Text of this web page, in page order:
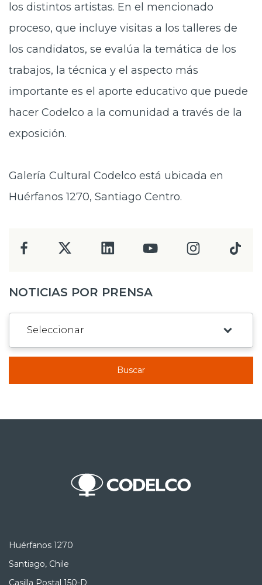
los distintos artistas. En el mencionado
proceso, que incluye visitas a los talleres de
los candidatos, se evalúa la temática de los
trabajos, la técnica y el aspecto más
importante es el aporte educativo que puede
hacer Codelco a la comunidad a través de la
exposición.
Galería Cultural Codelco está ubicada en
Huérfanos 1270, Santiago Centro.
NOTICIAS POR PRENSA
Buscar
Huérfanos 1270
Santiago, Chile
Casilla Postal 150-D